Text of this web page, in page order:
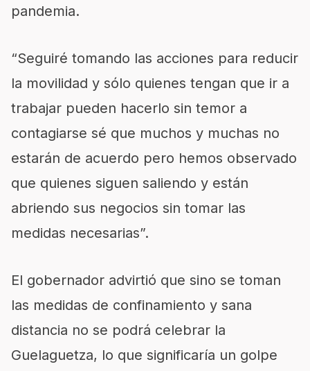
pandemia.
“Seguiré tomando las acciones para reducir
la movilidad y sólo quienes tengan que ir a
trabajar pueden hacerlo sin temor a
contagiarse sé que muchos y muchas no
estarán de acuerdo pero hemos observado
que quienes siguen saliendo y están
abriendo sus negocios sin tomar las
medidas necesarias”.
El gobernador advirtió que sino se toman
las medidas de confinamiento y sana
distancia no se podrá celebrar la
Guelaguetza, lo que significaría un golpe